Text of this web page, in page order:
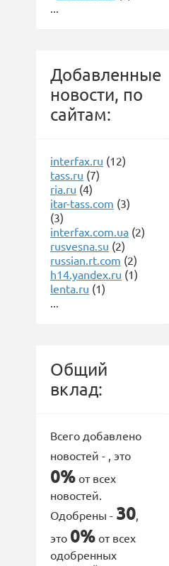
...
Добавленные
новости, по
сайтам:
interfax.ru (12)
tass.ru (7)
ria.ru (4)
itar-tass.com (3)
(3)
interfax.com.ua (2)
rusvesna.su (2)
russian.rt.com (2)
h14.yandex.ru (1)
lenta.ru (1)
...
Общий
вклад:
Всего добавлено
новостей - , это
0% от всех
новостей.
Одобрены - 30,
это 0% от всех
одобренных